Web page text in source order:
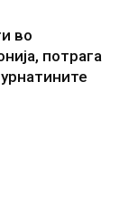
во
потрага